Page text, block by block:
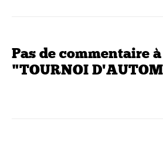
Pas de commentaire
"TOURNOI